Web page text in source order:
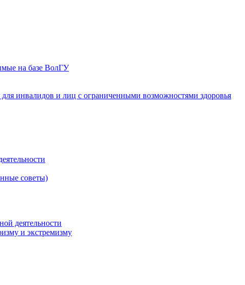
на базе ВолГУ
инвалидов и лиц с ограниченными возможностями здоровья
советы)
деятельности
и экстремизму